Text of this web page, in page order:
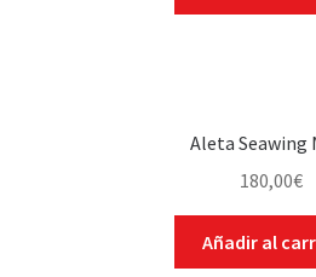
Aleta Seawing
180,00€
Añadir al